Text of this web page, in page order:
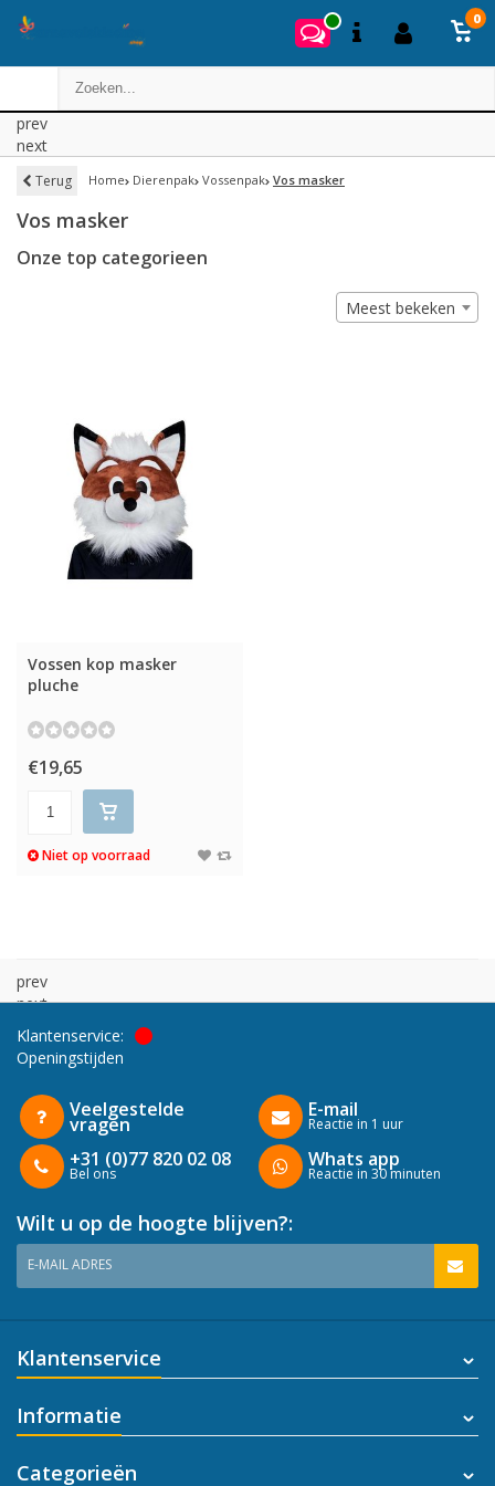
0
prev
next
Terug Home Dierenpak Vossenpak Vos masker
Vos masker
Onze top categorieen
Meest bekeken
Vossen kop masker
pluche
€19,65
Niet op voorraad
prev
next
Klantenservice:
Openingstijden
Veelgestelde
vragen
+31 (0)77 820 02 08
Bel ons
E-mail
Reactie in 1 uur
Whats app
Reactie in 30 minuten
Wilt u op de hoogte blijven?:
E-MAIL ADRES
Klantenservice
Informatie
Categorieën